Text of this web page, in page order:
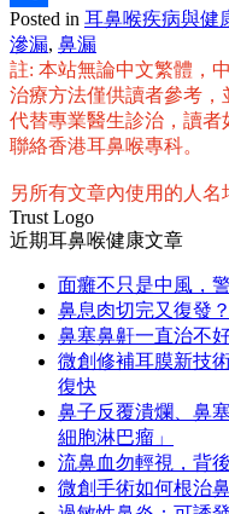
分
享
Posted in 耳鼻喉疾病與健
滲漏, 鼻漏
註: 本站無論中文繁體，
治療方法僅供讀者參考
代替專業醫生診治，讀
聯絡香港耳鼻喉專科。
另所有文章內使用的人名
Trust Logo
近期耳鼻喉健康文章
面癱不只是中風，
鼻息肉切完又復發
鼻塞鼻鼾一直治不
微創修補耳膜新技
復快
鼻子反覆潰爛、鼻
細胞淋巴瘤」
流鼻血勿輕視，背
微創手術如何根治